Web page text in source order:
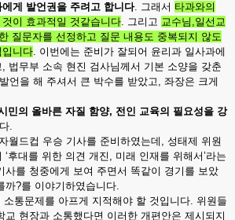
에게 발언권을 주려고 합니다. 그래서 타과와의
이 효과적일 것같습니다. 그리고 교수님,일선교
질문자를 선정하고 질문 내용도 중복되지 않도
니다. 이번에는 준비가 잘되어 윤리과 일사과에
법무부 소속 현진 검사님께서 기본 소양을 갖춘
언을 해 주셔서 큰 박수를 받았고, 좌장은 크게
민의 올바른 자질 함양, 전인 교육의 필요성을 강
.
월드컵 우승 기사를 준비하였는데, 성태제 위원
후대를 위한 의견 개진, 미래 인재를 위해서’라는
사를 청중에게 보여 주면서 똑같이 경기를 보았
까?를 이야기하였습니다.
통문제를 아프게 지적해야 할 것입니다. 위원들
교 현장과 소통했다면 이러한 개편안은 제시되지